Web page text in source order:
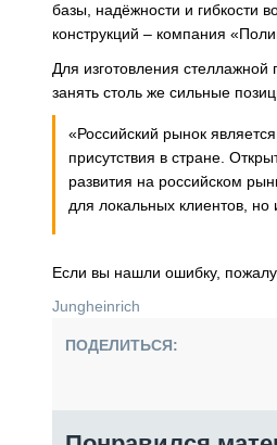
базы, надёжности и гибкости
конструкций – компания
Для изготовления стеллажной
занять столь же сильные
«Российский рынок
присутствия в стране.
развития на российском
для локальных клиентов, но
Если вы нашли ошибку,
Jungheinrich
ПОДЕЛИТЬСЯ: